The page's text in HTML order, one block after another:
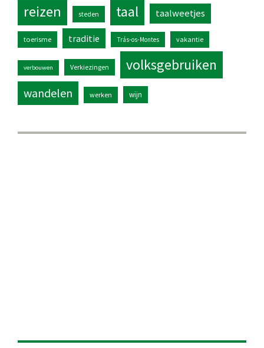
reizen steden taal taalweetjes
toerisme traditie Trás-os-Montes vakantie
verbouwen Verkiezingen volksgebruiken
wandelen werken wijn